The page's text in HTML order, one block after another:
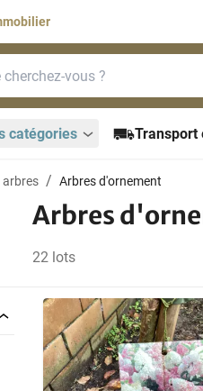
catégories Transport
arbres Arbres d'ornement
Arbres
22 lots